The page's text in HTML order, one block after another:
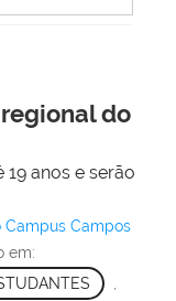
do
anos e serão
Campus Campos
em: